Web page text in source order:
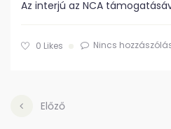
Az interjú az NCA
0 Likes Nincs
Előző